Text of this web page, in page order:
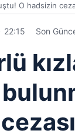
O hadsizin
22:15 Son